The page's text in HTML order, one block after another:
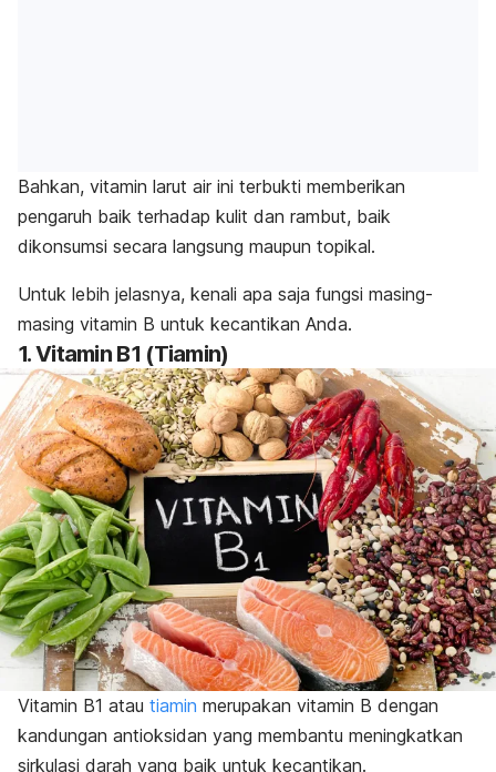
Bahkan, vitamin larut air ini terbukti memberikan
pengaruh baik terhadap kulit dan rambut, baik
dikonsumsi secara langsung maupun topikal.
Untuk lebih jelasnya, kenali apa saja fungsi masing-
masing vitamin B untuk kecantikan Anda.
1. Vitamin B1 (Tiamin)
Vitamin B1 atau tiamin merupakan vitamin B dengan
kandungan antioksidan yang membantu meningkatkan
sirkulasi darah yang baik untuk kecantikan.